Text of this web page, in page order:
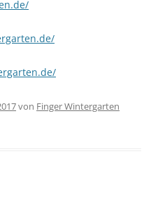
von Finger Wintergarten